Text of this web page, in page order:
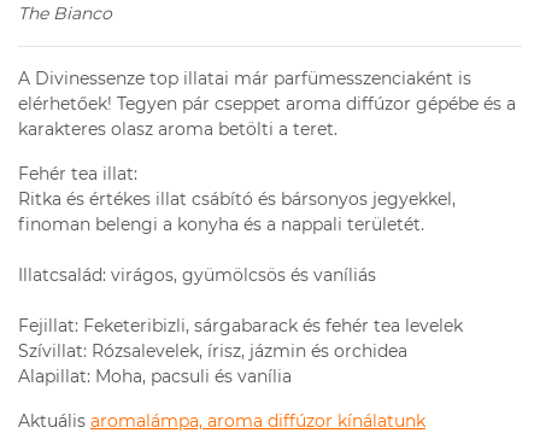
The Bianco
A Divinessenze top illatai már parfümesszenciaként is
elérhetőek! Tegyen pár cseppet aroma diffúzor gépébe és a
karakteres olasz aroma betölti a teret.
Fehér tea illat:
Ritka és értékes illat csábító és bársonyos jegyekkel,
finoman belengi a konyha és a nappali területét.
Illatcsalád: virágos, gyümölcsös és vaníliás
Fejillat: Feketeribizli, sárgabarack és fehér tea levelek
Szívillat: Rózsalevelek, írisz, jázmin és orchidea
Alapillat: Moha, pacsuli és vanília
Aktuális aromalámpa, aroma diffúzor kínálatunk